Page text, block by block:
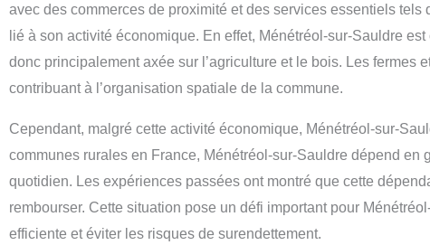
avec des commerces de proximité et des services essentiels
lié à son activité économique. En effet, Ménétréol-sur-Sauldre
donc principalement axée sur l’agriculture et le bois. Les
contribuant à l’organisation spatiale de la commune.
Cependant, malgré cette activité économique, Ménétréol-sur-
communes rurales en France, Ménétréol-sur-Sauldre dépend
quotidien. Les expériences passées ont montré que cette
rembourser. Cette situation pose un défi important pour
efficiente et éviter les risques de surendettement.